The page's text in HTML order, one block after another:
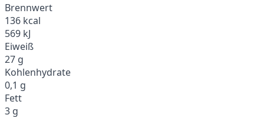
Brennwert
136 kcal
569 kJ
Eiweiß
27 g
Kohlenhydrate
0,1 g
Fett
3 g